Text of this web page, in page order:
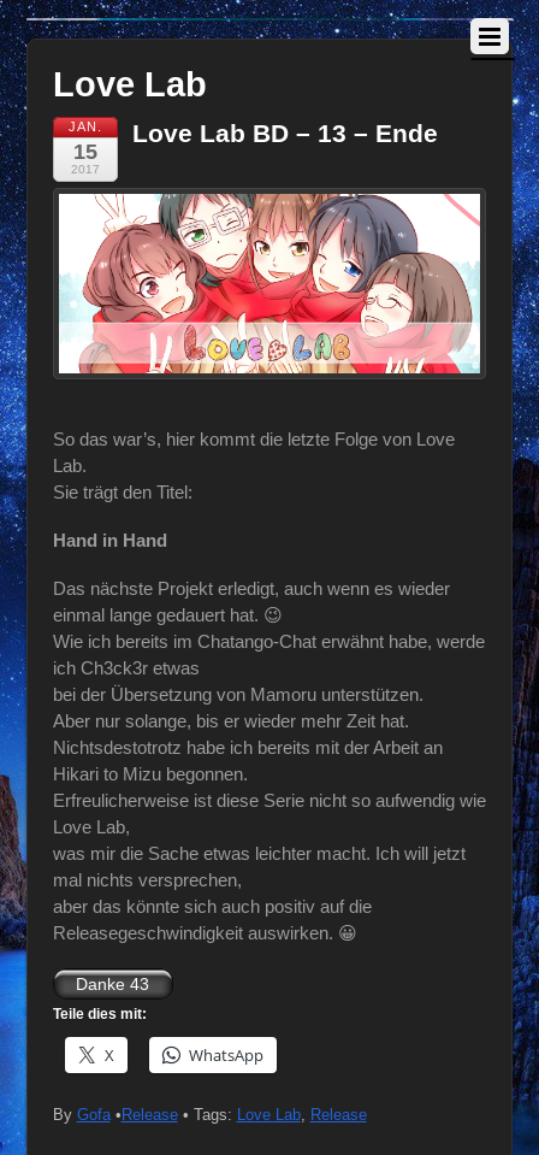
Love Lab
JAN.
15
2017
Love Lab BD – 13 – Ende
So das war’s, hier kommt die letzte Folge von Love
Lab.
Sie trägt den Titel:
Hand in Hand
Das nächste Projekt erledigt, auch wenn es wieder
einmal lange gedauert hat. 😉
Wie ich bereits im Chatango-Chat erwähnt habe, werde
ich Ch3ck3r etwas
bei der Übersetzung von Mamoru unterstützen.
Aber nur solange, bis er wieder mehr Zeit hat.
Nichtsdestotrotz habe ich bereits mit der Arbeit an
Hikari to Mizu begonnen.
Erfreulicherweise ist diese Serie nicht so aufwendig wie
Love Lab,
was mir die Sache etwas leichter macht. Ich will jetzt
mal nichts versprechen,
aber das könnte sich auch positiv auf die
Releasegeschwindigkeit auswirken. 😀
Teile dies mit:
X WhatsApp
By Gofa• Release • Tags: Love Lab, Release